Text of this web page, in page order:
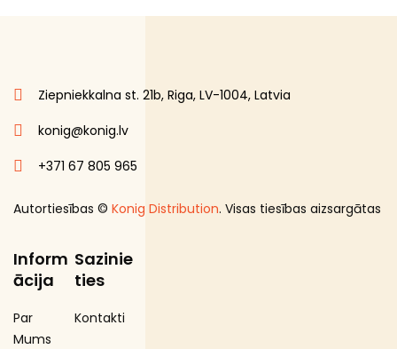
Ziepniekkalna st. 21b, Riga, LV-1004, Latvia
konig@konig.lv
+371 67 805 965
Autortiesības © Konig Distribution. Visas tiesības aizsargātas
Inform
ācija
Par
Mums
Sazinie
ties
Kontakti